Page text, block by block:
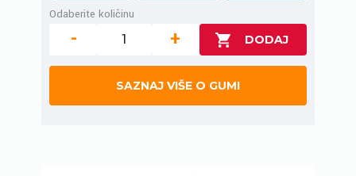
Odaberite količinu
- +
SAZNAJ VIŠE O GUMI